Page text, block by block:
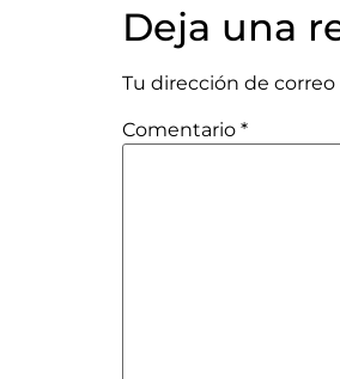
Deja una
Tu dirección de
Comentario *